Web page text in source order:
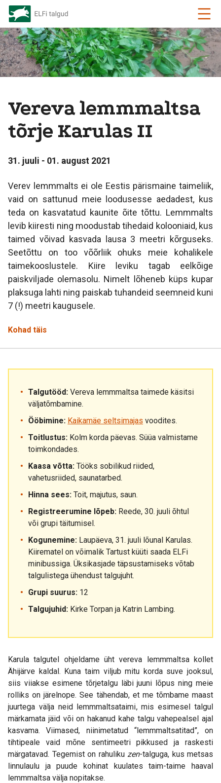
Vereva lemmmaltsa
tõrje Karulas II
31. juuli - 01. august 2021
Verev lemmmalts ei ole Eestis pärismaine taimeliik,
vaid on sattunud meie loodusesse aedadest, kus
teda on kasvatatud kaunite õite tõttu. Lemmmalts
levib kiiresti ning moodustab tihedaid kolooniaid, kus
taimed võivad kasvada lausa 3 meetri kõrguseks.
Seetõttu on too võõrliik ohuks meie kohalikele
taimekooslustele. Kiire leviku tagab eelkõige
paiskviljade olemasolu. Nimelt lõheneb küps kupar
plaksuga lahti ning paiskab tuhandeid seemneid kuni
7 (!) meetri kaugusele.
Kohad täis
Talgutööd: Vereva lemmmaltsa taimede käsitsi
väljatõmbamine.
Ööbimine: Kaikamäe seltsimajas voodites.
Toitlustus: Kolm korda päevas. Süüa valmistame
toimkondades.
Kaasa võtta: Tööks sobilikud riided,
vahetusriided, saunatarbed.
Hinna sees: Toit, majutus, saun.
Registreerumine lõpeb: Reede, 30. juuli õhtul
või grupi täitumisel.
Kogunemine: Laupäeva, 31. juuli lõunal Karulas.
Kiirematel on võimalik Tartust küüti saada ELFi
minibussiga. Üksikasjade täpsustamiseks võtab
talgulistega ühendust talgujuht.
Grupi suurus: 12
Talgujuhid: Kirke Torpan ja Katrin Lambing.
Karula talgutel ohjeldame üht vereva lemmmaltsa kollet
Ähijärve kaldal. Kuna taim viljub mitu korda suve jooksul,
siis viiakse esimene tõrjetalgu läbi juuni lõpus ning meie
rolliks on järelnope. See tähendab, et me tõmbame maast
juurtega välja neid lemmmaltsataimi, mis esimesel talgul
märkamata jäid või on hakanud kahe talgu vahepealsel ajal
kasvama. Viimased, niinimetatud “lemmmaltsatitad”, on
tihtipeale vaid mõne sentimeetri pikkused ja raskesti
märgatavad. Tegemist on rahulikuzen-talguga, kus metsas
linnulaulu ja puude kohinat kuulates taim-taime haaval
lemmmaltsa välja nopitakse.